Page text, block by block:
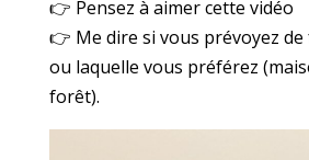
👉 Pensez à aimer cette vidéo
👉 Me dire si vous prévoyez
ou laquelle vous préférez
forêt).